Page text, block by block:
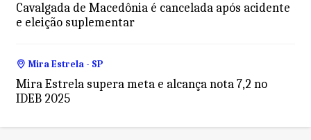
Cavalgada de Macedônia é cancelada após acidente
e eleição suplementar
Mira Estrela - SP
Mira Estrela supera meta e alcança nota 7,2 no
IDEB 2025